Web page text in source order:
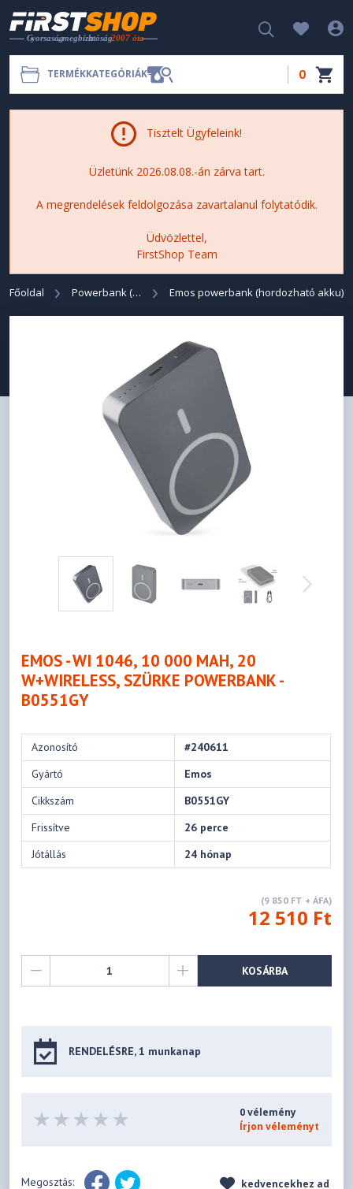
TERMÉKKATEGÓRIÁK 0
Tisztelt Ügyfeleink!
Üzletünk 2026.08.08.-án zárva tart.
A megrendelések feldolgozása zavartalanul folytatódik.
Üdvözlettel,
FirstShop Team
Főoldal Powerbank (Hordozható akku) Emos powerbank (hordozható akku)
EMOS - WI 1046, 10 000 MAH, 20
W+WIRELESS, SZÜRKE POWERBANK -
B0551GY
Azonosító
#240611
Gyártó
Emos
Cikkszám
B0551GY
Frissítve
26 perce
Jótállás
24 hónap
(9 850 FT + ÁFA)
12 510 Ft
KOSÁRBA
RENDELÉSRE, 1 munkanap
0 vélemény
Írjon véleményt
Megosztás: kedvencekhez ad